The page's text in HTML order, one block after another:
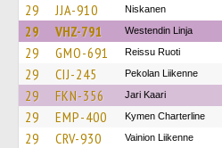
29 JJA-910 Niskanen
29 VHZ-791 Westendin Linja
29 GMO-691 Reissu Ruoti
29 CIJ-245 Pekolan Liikenne
29 FKN-356 Jari Kaari
29 EMP-400 Kymen Charterline
29 CRV-930 Vainion Liikenne